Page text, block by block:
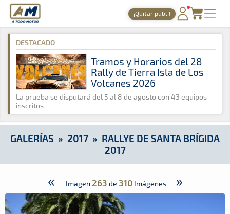
A Todo Motor · Revista del motor desde 1999
¡Quitar publi!
PORTADA
TIEMPOS ONLINE
NOTICIAS
AGENDA
GALERÍAS
TIENDA
A Todo Motor » Galerías » 2017 » Rallye de Santa Brígida 2017
DESTACADO
Tramos y Horarios del 28
Rally de Tierra Isla de Los
Volcanes 2026
La prueba se disputará del 5 al 8 de agosto con 43 equipos
inscritos
GALERÍAS » 2017 » RALLYE DE SANTA BRÍGIDA
2017
« Imagen 263 de 310Imágenes »